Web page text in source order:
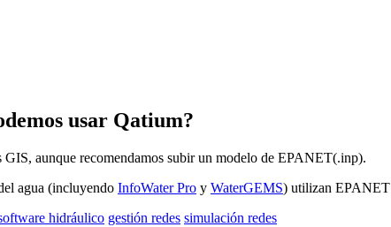
usar Qatium?
GIS, aunque recomendamos subir un modelo de EPANET(.inp).
agua (incluyendo InfoWater Pro y WaterGEMS) utilizan EPANET
hidráulico gestión redes simulación redes